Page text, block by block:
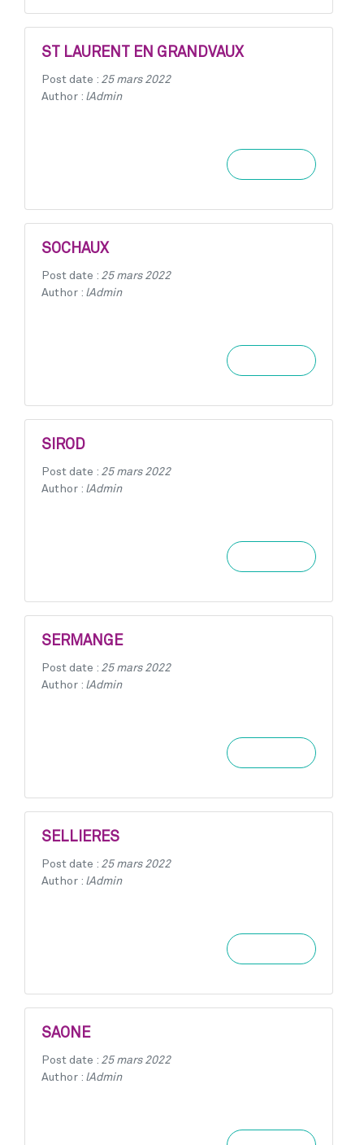
ST LAURENT EN GRANDVAUX
Post date : 25 mars 2022
Author : lAdmin
SOCHAUX
Post date : 25 mars 2022
Author : lAdmin
SIROD
Post date : 25 mars 2022
Author : lAdmin
SERMANGE
Post date : 25 mars 2022
Author : lAdmin
SELLIERES
Post date : 25 mars 2022
Author : lAdmin
SAONE
Post date : 25 mars 2022
Author : lAdmin